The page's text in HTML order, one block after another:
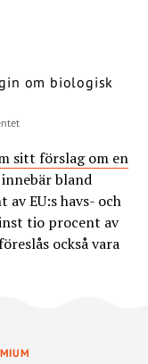
sitt förslag om en
bland
EU:s havs- och
tio procent av
också vara